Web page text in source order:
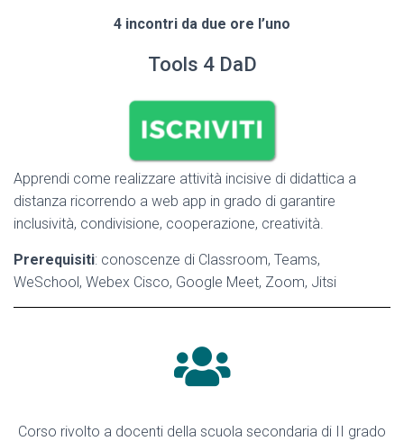
4 incontri da due ore l’uno
Tools 4 DaD
Apprendi come realizzare attività incisive di didattica a
distanza ricorrendo a web app in grado di garantire ​
inclusività, condivisione, cooperazione, creatività.
Prerequisiti: conoscenze di Classroom, Teams,
WeSchool, Webex Cisco, Google Meet, Zoom, Jitsi
Corso rivolto a docenti della scuola secondaria di II grado